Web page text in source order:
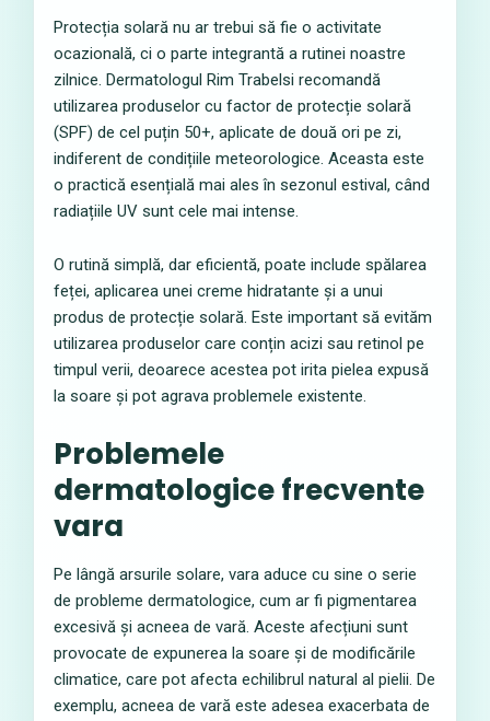
Protecția solară nu ar trebui să fie o activitate
ocazională, ci o parte integrantă a rutinei noastre
zilnice. Dermatologul Rim Trabelsi recomandă
utilizarea produselor cu factor de protecție solară
(SPF) de cel puțin 50+, aplicate de două ori pe zi,
indiferent de condițiile meteorologice. Aceasta este
o practică esențială mai ales în sezonul estival, când
radiațiile UV sunt cele mai intense.
O rutină simplă, dar eficientă, poate include spălarea
feței, aplicarea unei creme hidratante și a unui
produs de protecție solară. Este important să evităm
utilizarea produselor care conțin acizi sau retinol pe
timpul verii, deoarece acestea pot irita pielea expusă
la soare și pot agrava problemele existente.
Problemele
dermatologice frecvente
vara
Pe lângă arsurile solare, vara aduce cu sine o serie
de probleme dermatologice, cum ar fi pigmentarea
excesivă și acneea de vară. Aceste afecțiuni sunt
provocate de expunerea la soare și de modificările
climatice, care pot afecta echilibrul natural al pielii. De
exemplu, acneea de vară este adesea exacerbata de